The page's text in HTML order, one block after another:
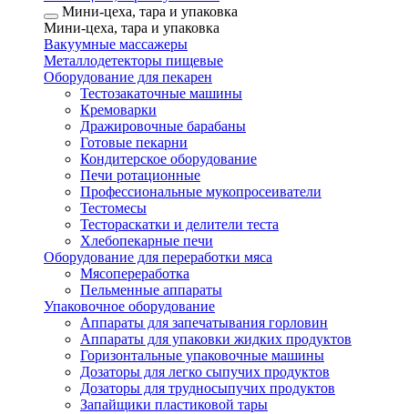
Мини-цеха, тара и упаковка
Мини-цеха, тара и упаковка
Вакуумные массажеры
Металлодетекторы пищевые
Оборудование для пекарен
Тестозакаточные машины
Кремоварки
Дражировочные барабаны
Готовые пекарни
Кондитерское оборудование
Печи ротационные
Профессиональные мукопросеиватели
Тестомесы
Тестораскатки и делители теста
Хлебопекарные печи
Оборудование для переработки мяса
Мясопереработка
Пельменные аппараты
Упаковочное оборудование
Аппараты для запечатывания горловин
Аппараты для упаковки жидких продуктов
Горизонтальные упаковочные машины
Дозаторы для легко сыпучих продуктов
Дозаторы для трудносыпучих продуктов
Запайщики пластиковой тары